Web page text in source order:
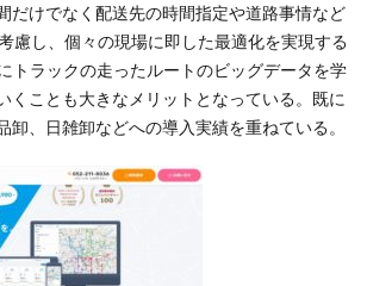
だけでなく配送先の時間指定や道路事情など
慮し、個々の現場に即した最適化を実現する
トラックの走ったルートのビッグデータを学
くことも大きなメリットとなっている。既に
卸、日雑卸などへの導入実績を重ねている。